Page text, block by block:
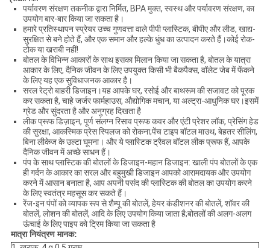
पर्यावरण संरक्षण तकनीक द्वारा निर्मित, BPA मुक्त, स्वस्थ और पर्यावरण संरक्षण, का
उपयोग बार-बार किया जा सकता है।
हमारे प्रतिस्थापन स्प्रेयर उच्च गुणवत्ता वाले पीपी प्लास्टिक, बीपीए और लीड, खाद्य-
सुरक्षित से बने होते हैं, और एक समान और हल्के धुंध का उत्पादन करते हैं।कोई रोक-
टोक या खराबी नहीं!
बोतल के विभिन्न आकारों के साथ इसका मिलान किया जा सकता है, बोतल के यात्रा
आकार के लिए, दैनिक जीवन के लिए उपयुक्त किसी भी बैकपैक्स, वॉलेट जेब में फेंकने
के लिए यह एक सुविधाजनक आकार है।
सरल रेट्रो बाहरी डिजाइन।यह आपके घर, रसोई और बाथरूम की सजावट को पूरक
कर सकता है, चाहे जर्जर फार्महाउस, औद्योगिक मचान, या अल्ट्रा-आधुनिक घर।इसमें
ग्रेड और सुंदरता है और अनुग्रह दिखता है
लीक प्रूफ डिज़ाइन, पूर्ण संलग्न रिसाव प्रूफ कवर और एंटी प्रेशर लॉक, प्रेसिंग हेड
की सुरक्षा, आकस्मिक प्रेस स्पिलज को रोकना;पेंच टाइप बॉटल माउथ, बेहतर सीलिंग,
बिना लीकेज के उल्टा घूमना। और ये प्लास्टिक ट्रैवल बॉटल लीक प्रूफ हैं, आपके
दैनिक जीवन में अच्छे साधन हैं।
पंप के साथ प्लास्टिक की बोतलों के डिजाइन-महान डिजाइन: खाली पंप बोतलों के एक
ही गर्दन के आकार का सरल और बहुमुखी डिजाइन आपको आरामदायक और उपयोग
करने में आसान बनाता है, आप अपनी पसंद की प्लास्टिक की बोतल का उपयोग करने
के लिए स्वतंत्र महसूस कर सकते हैं।
रेंज-इन पंपों को व्यापक रूप से शैम्पू की बोतलें, हेयर कंडीशनर की बोतलें, शॉवर की
बोतलें, लोशन की बोतलें, आदि के लिए उपयोग किया जाता है;बोतलों की अलग-अलग
ऊंचाई के लिए पाइप को ट्रिम किया जा सकता है
मात्रा नियंत्रण मानक: